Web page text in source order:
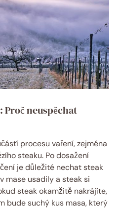
neuspěchat
procesu vaření, zejména
steaku. Po dosažení
je důležité nechat steak
mase usadily a steak si
steak okamžitě nakrájíte,
bude suchý kus masa, který